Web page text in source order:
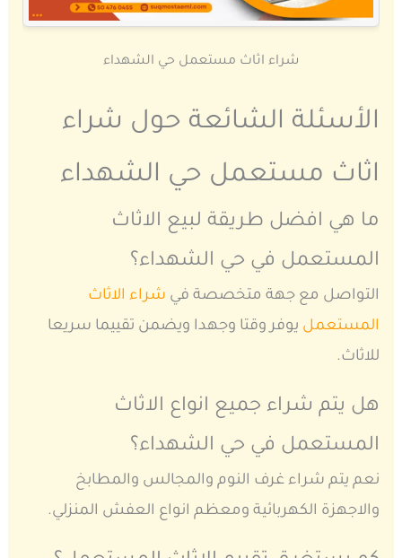
شراء اثاث مستعمل حي الشهداء
الأسئلة الشائعة حول شراء
اثاث مستعمل حي الشهداء
ما هي افضل طريقة لبيع الاثاث
المستعمل في حي الشهداء؟
التواصل مع جهة متخصصة في شراء الاثاث
المستعمل يوفر وقتا وجهدا ويضمن تقييما سريعا
للاثاث.
هل يتم شراء جميع انواع الاثاث
المستعمل في حي الشهداء؟
نعم يتم شراء غرف النوم والمجالس والمطابخ
والاجهزة الكهربائية ومعظم انواع العفش المنزلي.